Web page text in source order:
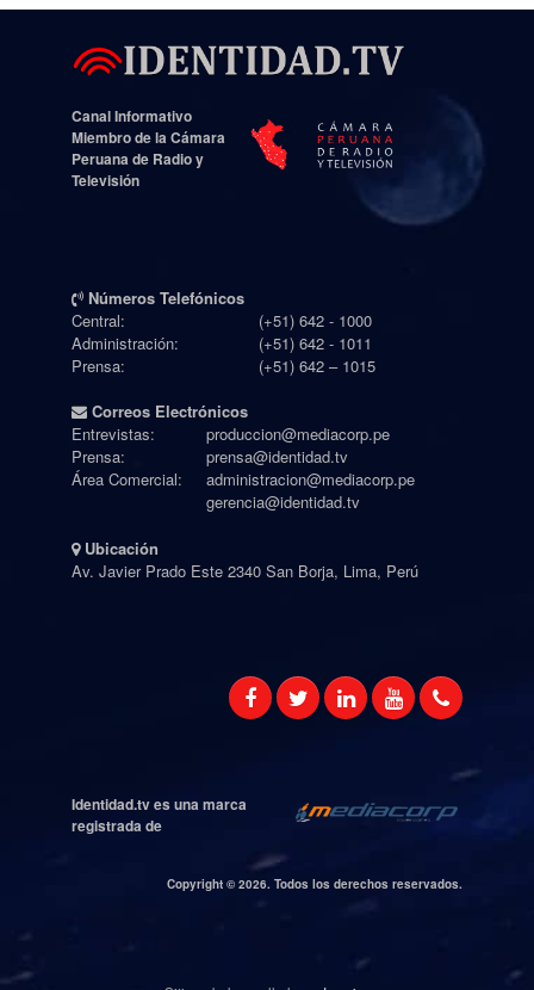
Canal Informativo
Miembro de la Cámara
Peruana de Radio y
Televisión
Números Telefónicos
Central:
(+51) 642 - 1000
Administración:
(+51) 642 - 1011
Prensa:
(+51) 642 – 1015
Correos Electrónicos
Entrevistas:
produccion@mediacorp.pe
Prensa:
prensa@identidad.tv
Área Comercial:
administracion@mediacorp.pe
gerencia@identidad.tv
Ubicación
Av. Javier Prado Este 2340 San Borja, Lima, Perú
Identidad.tv es una marca
registrada de
Copyright © 2026. Todos los derechos reservados.